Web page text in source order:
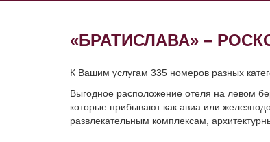
«БРАТИСЛАВА» –
К Вашим услугам 335 номеров разных
Выгодное расположение отеля на левом
которые прибывают как авиа или
развлекательным комплексам,